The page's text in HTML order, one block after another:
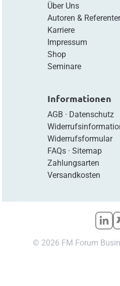
Über Uns
Autoren &
Karriere
Impressum
Shop
Seminare
Informationen
AGB · Datenschutz
Widerrufsformular
FAQs· Sitemap
Zahlungsarten
Versandkosten
© 2026 FM Forum